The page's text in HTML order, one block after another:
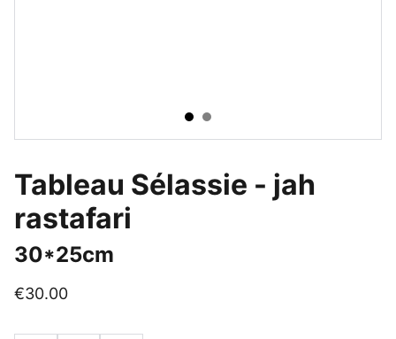
Tableau Sélassie - jah
rastafari
30*25cm
€30.00